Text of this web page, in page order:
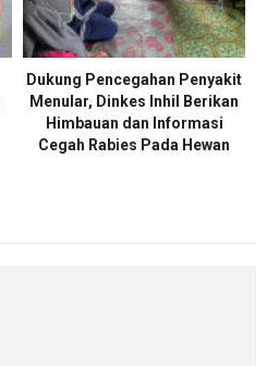
Dukung Pencegahan Penyakit
Menular, Dinkes Inhil Berikan
Himbauan dan Informasi
Cegah Rabies Pada Hewan